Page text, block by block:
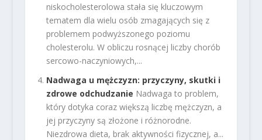
niskocholesterolowa stała się kluczowym
tematem dla wielu osób zmagających się z
problemem podwyższonego poziomu
cholesterolu. W obliczu rosnącej liczby chorób
sercowo-naczyniowych,...
Nadwaga u mężczyzn: przyczyny, skutki i
zdrowe odchudzanie Nadwaga to problem,
który dotyka coraz większą liczbę mężczyzn, a
jej przyczyny są złożone i różnorodne.
Niezdrowa dieta, brak aktywności fizycznej, a...